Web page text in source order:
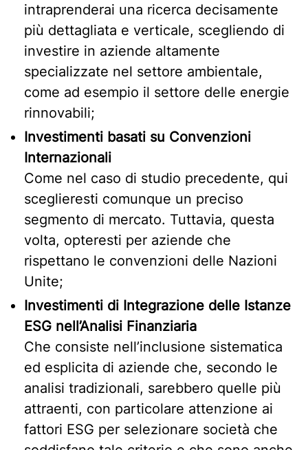
intraprenderai una ricerca decisamente
più dettagliata e verticale, scegliendo di
investire in aziende altamente
specializzate nel settore ambientale,
come ad esempio il settore delle energie
rinnovabili;
Investimenti basati su Convenzioni
Internazionali
Come nel caso di studio precedente, qui
sceglieresti comunque un preciso
segmento di mercato. Tuttavia, questa
volta, opteresti per aziende che
rispettano le convenzioni delle Nazioni
Unite;
Investimenti di Integrazione delle Istanze
ESG nell’Analisi Finanziaria
Che consiste nell’inclusione sistematica
ed esplicita di aziende che, secondo le
analisi tradizionali, sarebbero quelle più
attraenti, con particolare attenzione ai
fattori ESG per selezionare società che